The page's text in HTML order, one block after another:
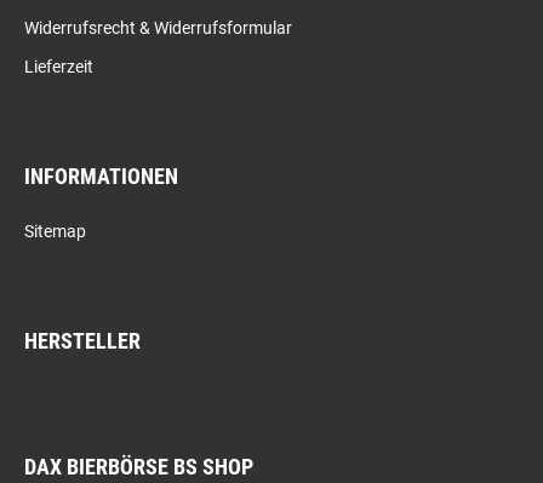
Widerrufsrecht & Widerrufsformular
Lieferzeit
INFORMATIONEN
Sitemap
HERSTELLER
DAX BIERBÖRSE BS SHOP